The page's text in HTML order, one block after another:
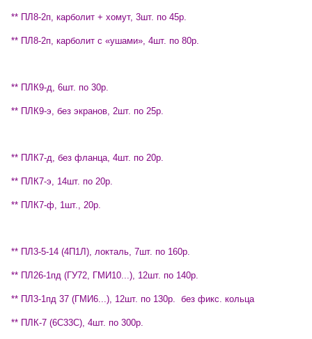
** ПЛ8-2п, карболит + хомут, 3шт. по 45р.
** ПЛ8-2п, карболит с «ушами», 4шт. по 80р.
** ПЛК9-д, 6шт. по 30р.
** ПЛК9-э, без экранов, 2шт. по 25р.
** ПЛК7-д, без фланца, 4шт. по 20р.
** ПЛК7-э, 14шт. по 20р.
** ПЛК7-ф, 1шт., 20р.
** ПЛ3-5-14 (4П1Л), локталь, 7шт. по 160р.
** ПЛ26-1пд (ГУ72, ГМИ10...), 12шт. по 140р.
** ПЛ3-1пд 37 (ГМИ6...), 12шт. по 130р. без фикс. кольца
** ПЛК-7 (6С33С), 4шт. по 300р.